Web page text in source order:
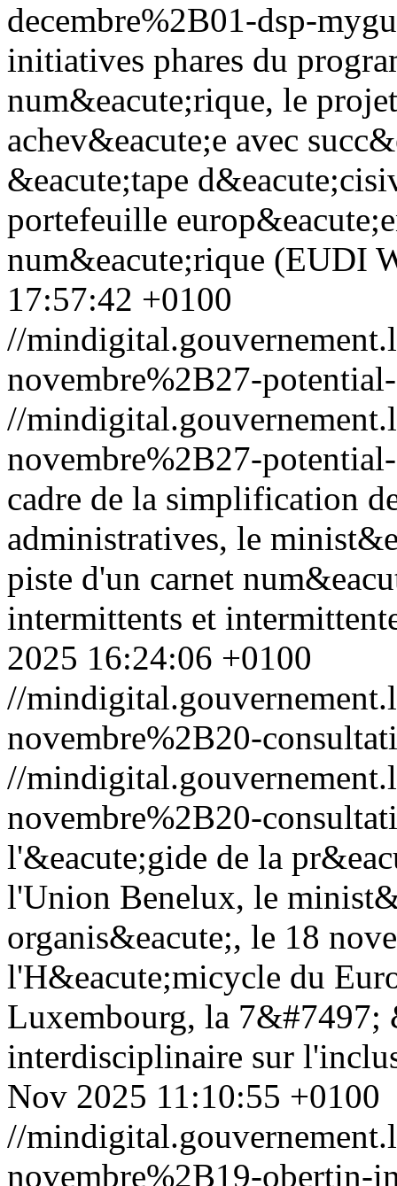
decembre%2B01-dsp-
initiatives phares du
num&eacute;rique, le
achev&eacute;e avec
&eacute;tape
portefeuille
num&eacute;rique (EUDI
17:57:42 +0100
//
novembre%2B27-
//
novembre%2B27-
cadre de la simplification
administratives, le
piste d'un carnet
intermittents et
2025 16:24:06 +0100
//
novembre%2B20-
//
novembre%2B20-
l'&eacute;gide de la
l'Union Benelux, le
organis&eacute;, le 18
l'H&eacute;micycle du
Luxembourg, la 7&#7497;
interdisciplinaire sur
Nov 2025 11:10:55 +0100
//
novembre%2B19-obertin-